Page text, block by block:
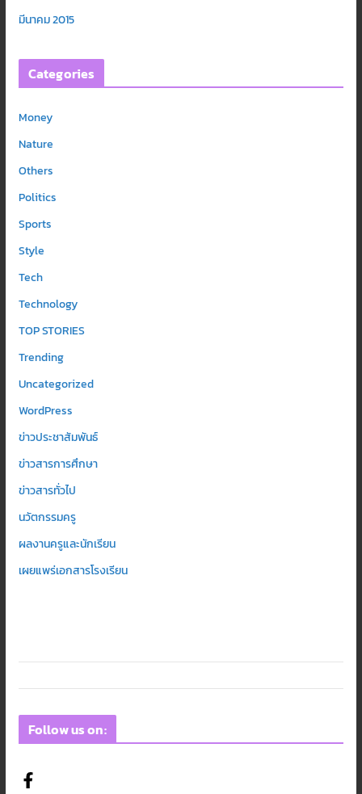
มีนาคม 2015
Categories
Money
Nature
Others
Politics
Sports
Style
Tech
Technology
TOP STORIES
Trending
Uncategorized
WordPress
ข่าวประชาสัมพันธ์
ข่าวสารการศึกษา
ข่าวสารทั่วไป
นวัตกรรมครู
ผลงานครูและนักเรียน
เผยแพร่เอกสารโรงเรียน
Follow us on: